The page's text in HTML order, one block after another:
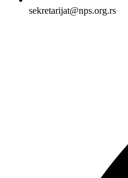
sekretarijat@nps.org.rs